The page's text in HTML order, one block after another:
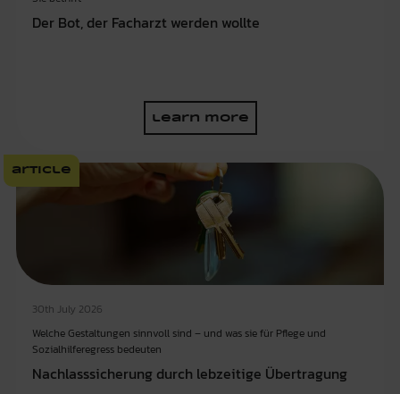
Der Bot, der Facharzt werden wollte
learn more
article
30th July 2026
Welche Gestaltungen sinnvoll sind – und was sie für Pflege und
Sozialhilferegress bedeuten
Nachlasssicherung durch lebzeitige Übertragung